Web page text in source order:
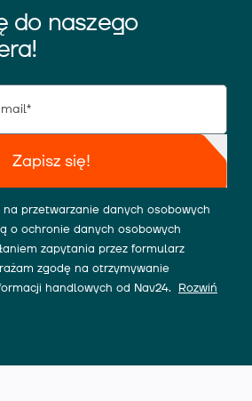
do naszego
Zapisz się!
przetwarzanie danych osobowych
o ochronie danych osobowych
zapytania przez formularz
zgodę na otrzymywanie
handlowych od Nav24.
Rozwiń